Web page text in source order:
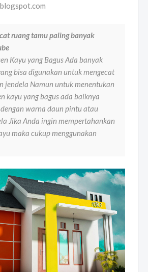
ruang tamu paling banyak
Kayu yang Bagus Ada banyak
bisa digunakan untuk mengecat
jendela Namun untuk menentukan
kayu yang bagus ada baiknya
warna daun pintu atau
Jika Anda ingin mempertahankan
maka cukup menggunakan